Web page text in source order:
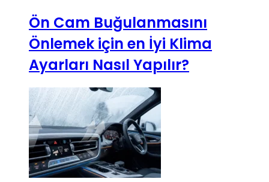
Ön Cam Buğulanmasını
Önlemek için en İyi Klima
Ayarları Nasıl Yapılır?